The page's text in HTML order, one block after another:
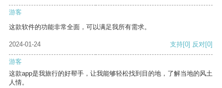
游客
这款软件的功能非常全面，可以满足我所有需求。
2024-01-24 支持[0] 反对[0]
游客
这款app是我旅行的好帮手，让我能够轻松找到目的地，了解当地的风土
人情。